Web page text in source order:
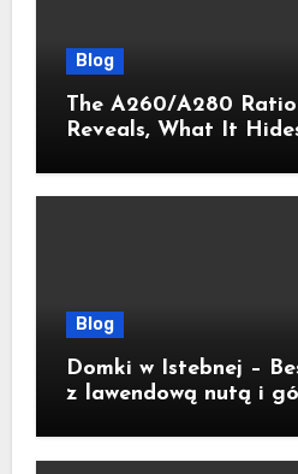
Blog
The A260/A280
Reveals, What It
Blog
Domki w Istebnej –
z lawendową nutą i